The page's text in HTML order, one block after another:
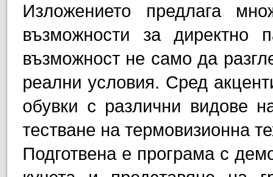
Изложението предлага
възможности за директно
възможност не само да
реални условия. Сред
обувки с различни видове
тестване на термовизионна
Подготвена е програма с